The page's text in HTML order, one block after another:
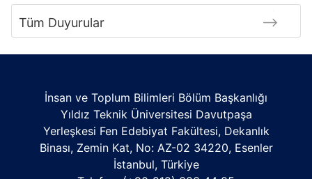
Tüm Duyurular
İnsan ve Toplum Bilimleri Bölüm Başkanlığı
Yıldız Teknik Üniversitesi Davutpaşa
Yerleşkesi Fen Edebiyat Fakültesi, Dekanlık
Binası, Zemin Kat, No: AZ-02 34220, Esenler
İstanbul, Türkiye